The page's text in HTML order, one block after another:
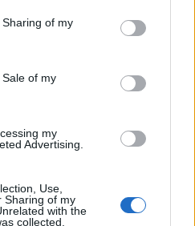
behaviour. You may click to
and its third-party tags to
purposes in below Google
of my
of my
my
Advertising.
Use,
Sharing of my
with the
collected.
πρόσχαρη διάθεση σου
ευέλικτο σε γνωριμίες και
γίνεται
αλλάζεις τρόπο σκέψης
μπορεί να φέρει
σχέσεις σου! Μην